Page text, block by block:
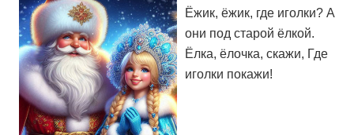
Ёжик, ёжик, где иголки? А
они под старой ёлкой.
Ёлка, ёлочка, скажи, Где
иголки покажи!